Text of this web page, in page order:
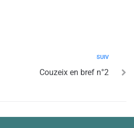
SUIV
Couzeix en bref n°2